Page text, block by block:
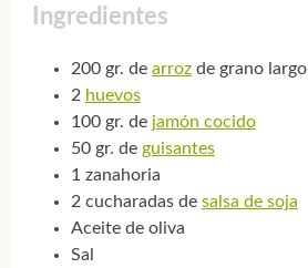
Ingredientes
200 gr. de arrozde grano largo
2 huevos
100 gr. de jamón cocido
50 gr. de guisantes
1 zanahoria
2 cucharadas de salsa de soja
Aceite de oliva
Sal